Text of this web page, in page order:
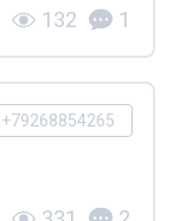
132 1
+79268854265